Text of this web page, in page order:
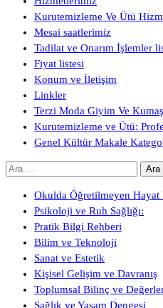
Kurutemizleme Ve Ütü
Mesai saatlerimiz
Tadilat ve Onarım İşlemler
Fiyat listesi
Konum ve İletişim
Linkler
Terzi Moda Giyim Ve
Kurutemizleme ve Ütü:
Genel Kültür Makale
Arama:
Okulda Öğretilmeyen Hayat
Psikoloji ve Ruh Sağlığı:
Pratik Bilgi Rehberi
Bilim ve Teknoloji
Sanat ve Estetik
Kişisel Gelişim ve Davranış
Toplumsal Bilinç ve
Sağlık ve Yaşam Dengesi